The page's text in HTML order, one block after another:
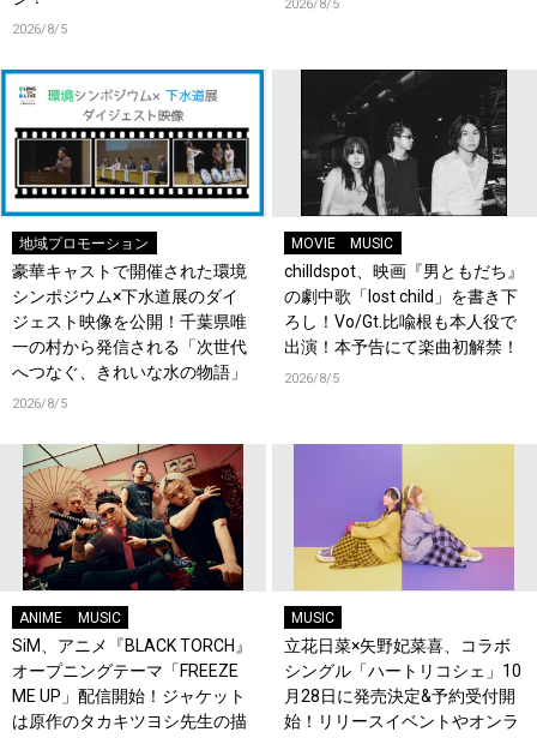
2026/8/5
2026/8/5
地域プロモーション
豪華キャストで開催された環境
シンポジウム×下水道展のダイ
ジェスト映像を公開！千葉県唯
一の村から発信される「次世代
へつなぐ、きれいな水の物語」
2026/8/5
MOVIE MUSIC
chilldspot、映画『男ともだち』
の劇中歌「lost child」を書き下
ろし！Vo/Gt.比喩根も本人役で
出演！本予告にて楽曲初解禁！
2026/8/5
ANIME MUSIC
SiM、アニメ『BLACK TORCH』
オープニングテーマ「FREEZE
ME UP」配信開始！ジャケット
は原作のタカキツヨシ先生の描
MUSIC
立花日菜×矢野妃菜喜、コラボ
シングル「ハートリコシェ」10
月28日に発売決定&予約受付開
始！リリースイベントやオンラ